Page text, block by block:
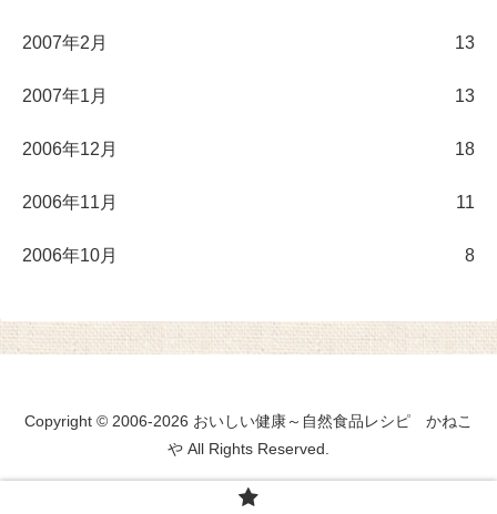
2007年2月 13
2007年1月 13
2006年12月 18
2006年11月 11
2006年10月 8
Copyright © 2006-2026 おいしい健康～自然食品レシピ かねこ
や All Rights Reserved.